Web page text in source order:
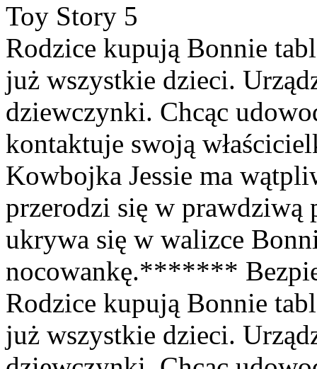
Toy Story 5
Rodzice kupują Bonnie
już wszystkie dzieci.
dziewczynki. Chcąc
kontaktuje swoją
Kowbojka Jessie ma
przerodzi się w prawdziwą
ukrywa się w walizce
nocowankę.*******
Rodzice kupują Bonnie
już wszystkie dzieci.